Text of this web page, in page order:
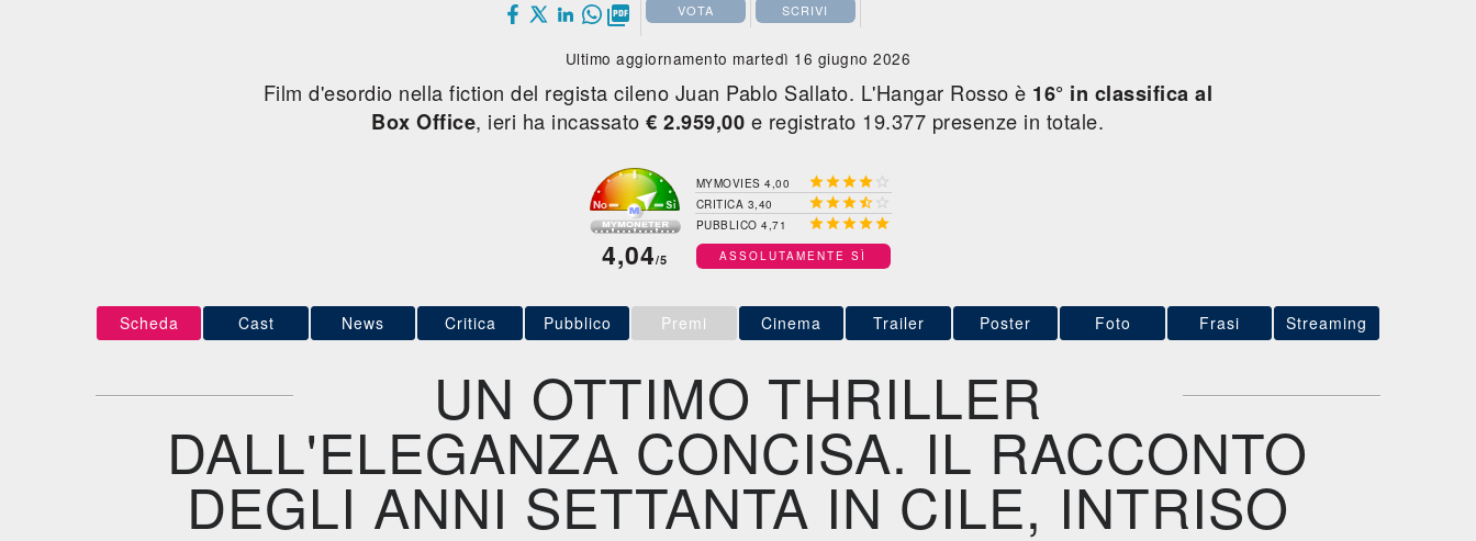
 VOTA SCRIVI
Ultimo aggiornamento martedì 16 giugno 2026
Film d'esordio nella fiction del regista cileno Juan Pablo Sallato. L'Hangar Rosso è 16° in classifica al
Box Office, ieri ha incassato€ 2.959,00 e registrato 19.377 presenze in totale.
4,04/5
MYMOVIES 4,00  
CRITICA 3,40  
PUBBLICO 4,71 
ASSOLUTAMENTE SÌ
Scheda Cast News Critica Pubblico Premi Cinema Trailer Poster Foto Frasi Streaming
UN OTTIMO THRILLER
DALL'ELEGANZA CONCISA. IL RACCONTO
DEGLI ANNI SETTANTA IN CILE, INTRISO